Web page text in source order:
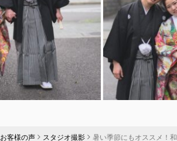
お客様の声 スタジオ撮影 暑い季節にもオススメ！